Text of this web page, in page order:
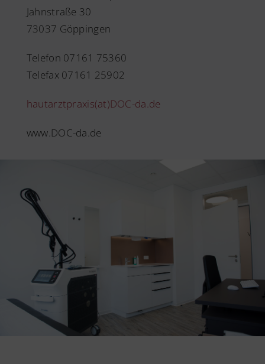
Jahnstraße 30
73037 Göppingen
Telefon 07161 75360
Telefax 07161 25902
hautarztpraxis(at)DOC-da.de
www.DOC-da.de